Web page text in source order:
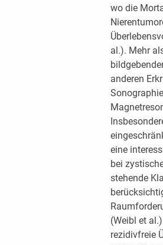
wo die
al.). Mehr
anderen
eine
bei
stehende
(Weibl et
rezidivfreie